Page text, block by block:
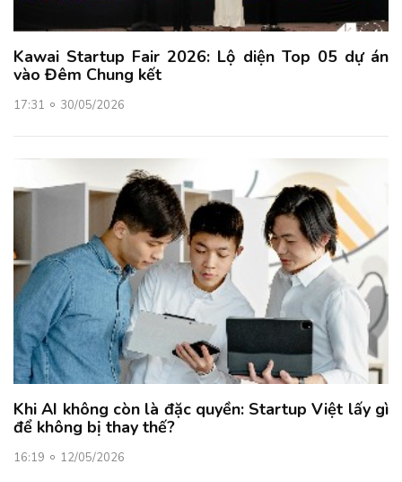
Kawai Startup Fair 2026: Lộ diện Top 05 dự án
vào Đêm Chung kết
17:31 30/05/2026
Khi AI không còn là đặc quyền: Startup Việt lấy gì
để không bị thay thế?
16:19 12/05/2026